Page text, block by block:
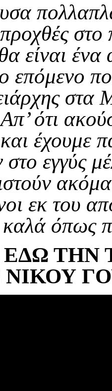
στο
είναι ένα
επόμενο
ότι
έχουμε
στο εγγύς
εκ του
καλά όπως
ΤΗΝ
ΝΙΚΟΥ